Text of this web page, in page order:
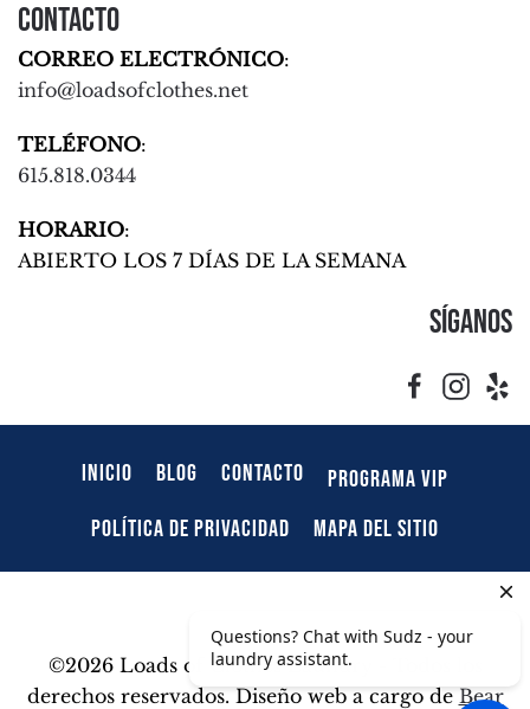
Contacto
CORREO ELECTRÓNICO:
info@loadsofclothes.net
TELÉFONO:
615.818.0344
HORARIO:
ABIERTO LOS 7 DÍAS DE LA SEMANA
Síganos
INICIO BLOG CONTACTO
PROGRAMA VIP
POLÍTICA DE PRIVACIDAD
MAPA DEL SITIO
©2026 Loads of Clothes Laundry - Todos los
derechos reservados. Diseño web a cargo de Bear